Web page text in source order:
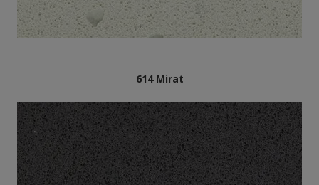
614 Mirat